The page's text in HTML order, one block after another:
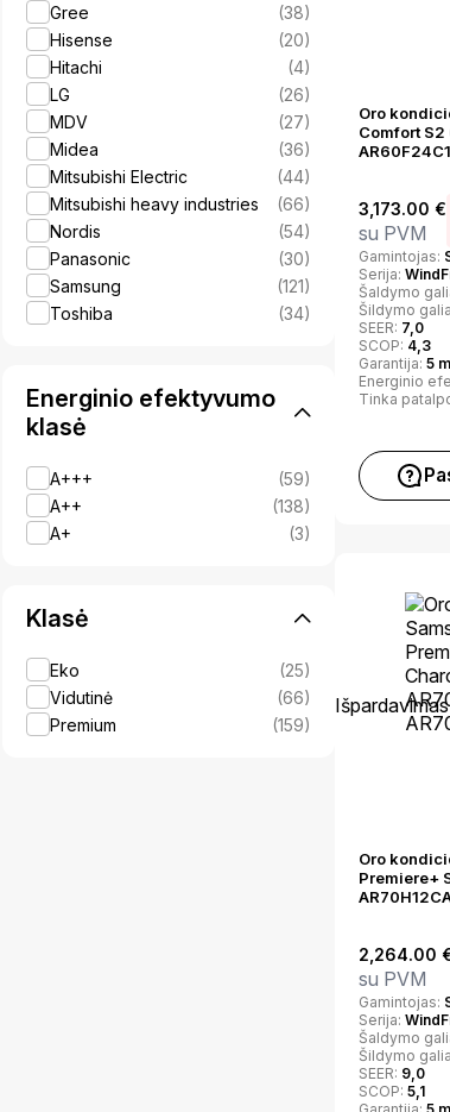
Gree
(38)
Hisense
(20)
Hitachi
(4)
LG
(26)
MDV
(27)
Midea
(36)
Mitsubishi Electric
(44)
Mitsubishi heavy industries
(66)
Nordis
(54)
Panasonic
(30)
Samsung
(121)
Toshiba
(34)
Energinio efektyvumo
klasė
A+++
(59)
A++
(138)
A+
(3)
Klasė
Eko
(25)
Vidutinė
(66)
Premium
(159)
Oro
Comfort S2
3,173.00 €
su PVM
Gamintojas:
Serija:
Šaldymo
Šildymo
SEER: 7,0
SCOP: 4,3
Garantija: 5
Energinio
Tinka
Išpardavimas
Oro
Premiere+
2,264.00
su PVM
Gamintojas:
Serija:
Šaldymo
Šildymo
SEER: 9,0
SCOP: 5,1